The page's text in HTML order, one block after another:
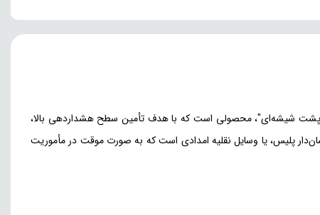
پشت شیشه‌ای"، محصولی است که با هدف تأمین سطح هشداردهی بالا،
پلیس، یا وسایل نقلیه امدادی است که به صورت موقت در مأموریت